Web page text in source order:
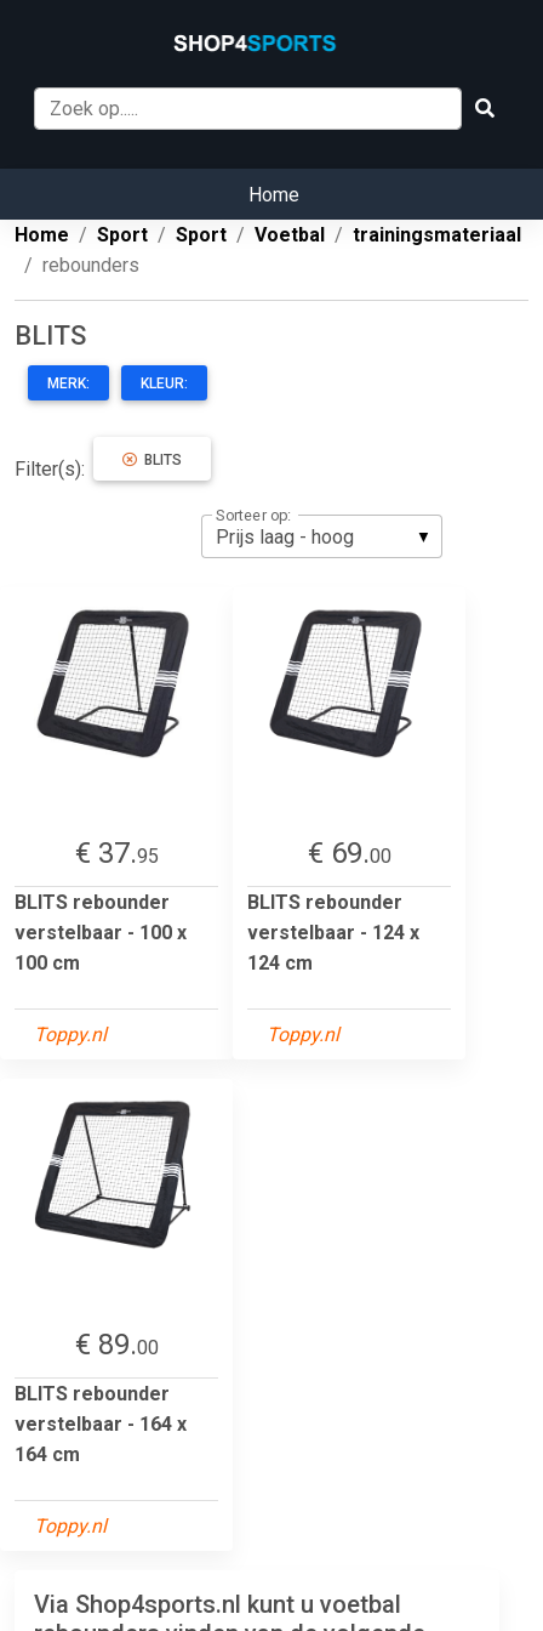
Home
Home
Sport Sport Voetbal
trainingsmateriaal
rebounders
BLITS
MERK: KLEUR:
Filter(s): BLITS
Sorteer op:
€ 37.95
BLITS rebounder
verstelbaar - 100 x
100 cm
Toppy.nl
€ 69.00
BLITS rebounder
verstelbaar - 124 x
124 cm
Toppy.nl
€ 89.00
BLITS rebounder
verstelbaar - 164 x
164 cm
Toppy.nl
Via Shop4sports.nl kunt u voetbal